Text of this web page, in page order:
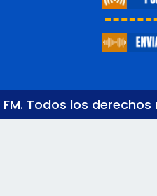
Todos los